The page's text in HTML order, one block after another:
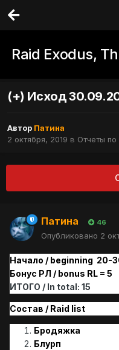
Raid Exodus,
(+) Исход
Автор Патина
2 октября, 2019 в Отчеты
Патина 46
Опубликовано 2
Начало / beginning 20-
Бонус РЛ / bonus RL = 5
ИТОГО / In total: 15
Состав / Raid list
Бродяжка
Блурп